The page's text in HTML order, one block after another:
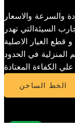
والسرعة والاسعار
السيئةالتي تهدر
قطع الغيار الاصلية
المنزلية في الحدود
الكفاءة المعتادة
الخط الساخن